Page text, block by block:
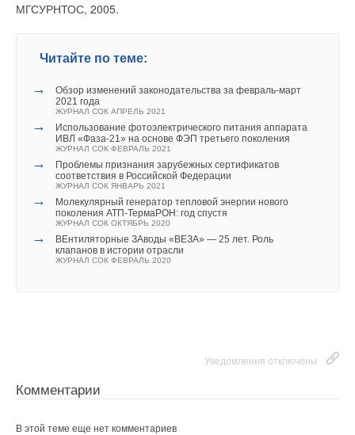
МГСУРНТОС, 2005.
Читайте по теме:
→
Обзор изменений законодательства за февраль-март
2021 года
ЖУРНАЛ СОК АПРЕЛЬ 2021
→
Использование фотоэлектрического питания аппарата
ИВЛ «Фаза‑21» на основе ФЭП третьего поколения
ЖУРНАЛ СОК ФЕВРАЛЬ 2021
→
Проблемы признания зарубежных сертификатов
соответствия в Российской Федерации
ЖУРНАЛ СОК ЯНВАРЬ 2021
→
Молекулярный генератор тепловой энергии нового
поколения АТП-ТермаРОН: год спустя
ЖУРНАЛ СОК ОКТЯБРЬ 2020
→
ВЕнтиляторные ЗАводы «ВЕЗА» — 25 лет. Роль
клапанов в истории отрасли
ЖУРНАЛ СОК ФЕВРАЛЬ 2020
Уведомления отключены
Комментарии
В этой теме еще нет комментариев